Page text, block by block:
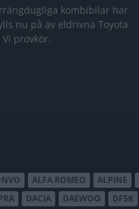
kombibilar har
nu på av eldrivna Toyota
provkör.
ALFA ROMEO ALPINE
DACIA DAEWOO DFSK